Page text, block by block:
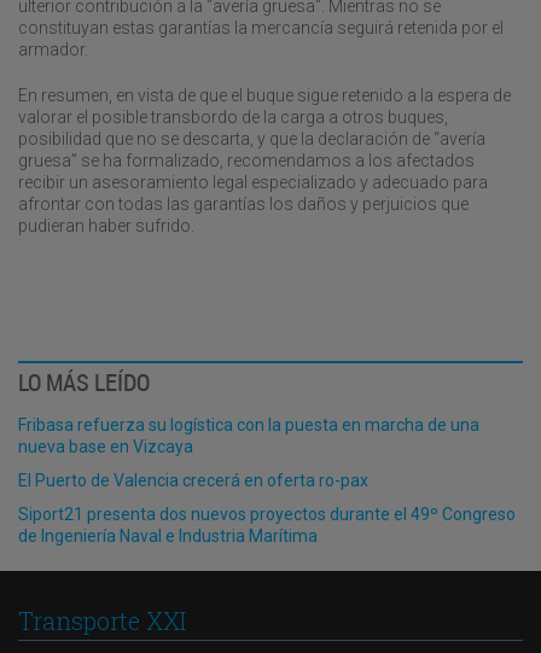
ulterior contribución a la “avería gruesa”. Mientras no se
constituyan estas garantías la mercancía seguirá retenida por el
armador.
En resumen, en vista de que el buque sigue retenido a la espera de
valorar el posible transbordo de la carga a otros buques,
posibilidad que no se descarta, y que la declaración de “avería
gruesa” se ha formalizado, recomendamos a los afectados
recibir un asesoramiento legal especializado y adecuado para
afrontar con todas las garantías los daños y perjuicios que
pudieran haber sufrido.
LO MÁS LEÍDO
Fribasa refuerza su logística con la puesta en marcha de una
nueva base en Vizcaya
El Puerto de Valencia crecerá en oferta ro-pax
Siport21 presenta dos nuevos proyectos durante el 49º Congreso
de Ingeniería Naval e Industria Marítima
Transporte XXI